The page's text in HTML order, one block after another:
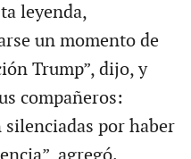
leyenda,
un momento de
Trump”, dijo, y
compañeros:
silenciadas por haber